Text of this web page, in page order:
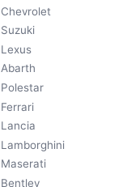
Chevrolet
Suzuki
Lexus
Abarth
Polestar
Ferrari
Lancia
Lamborghini
Maserati
Bentley